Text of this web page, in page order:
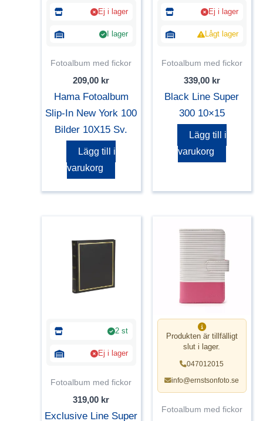
Ej i lager
I lager
Fotoalbum med fickor
209,00 kr
Hama Fotoalbum
Slip-In New York 100
Bilder 10X15 Sv.
Lägg till i
varukorg
Ej i lager
Lågt lager
Fotoalbum med fickor
339,00 kr
Black Line Super
300 10×15
Lägg till i
varukorg
2 st
Ej i lager
Fotoalbum med fickor
319,00 kr
Exclusive Line Super
Produkten är tillfälligt
slut i lager.
047012015
info@ernstsonfoto.se
Fotoalbum med fickor